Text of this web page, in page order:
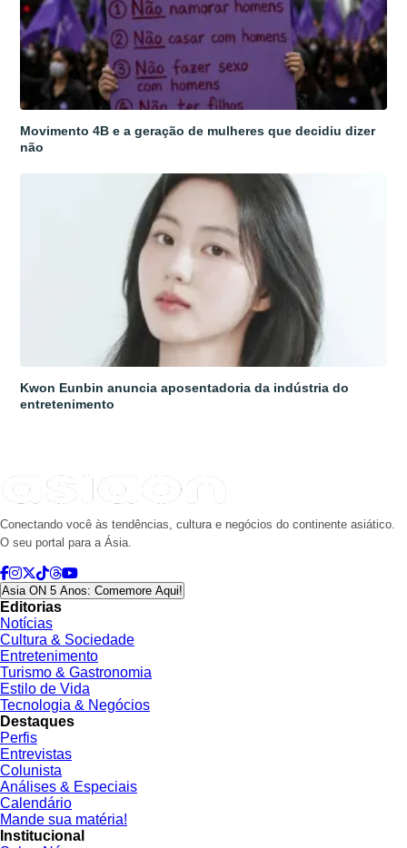
Movimento 4B e a geração de mulheres que decidiu dizer
não
Kwon Eunbin anuncia aposentadoria da indústria do
entretenimento
Conectando você às tendências, cultura e negócios do continente asiático.
O seu portal para a Ásia.
Asia ON 5 Anos: Comemore Aqui!
Editorias
Notícias
Cultura & Sociedade
Entretenimento
Turismo & Gastronomia
Estilo de Vida
Tecnologia & Negócios
Destaques
Perfis
Entrevistas
Colunista
Análises & Especiais
Calendário
Mande sua matéria!
Institucional